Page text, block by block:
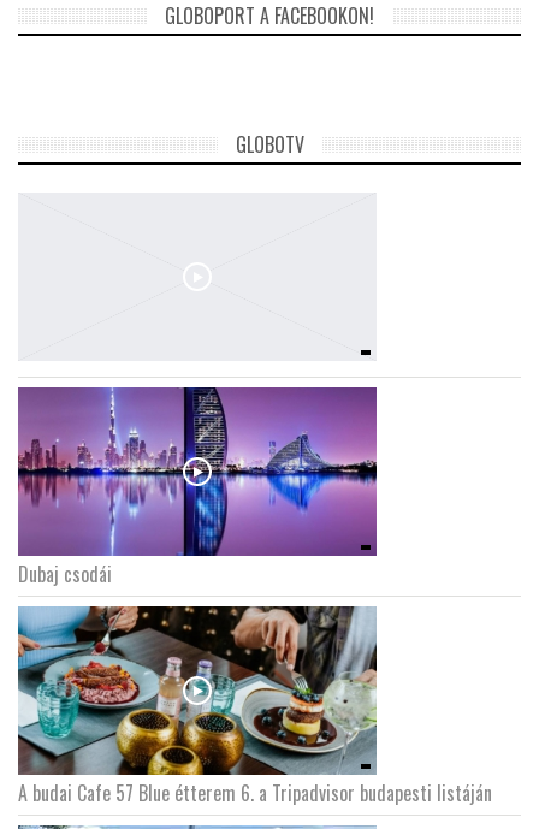
GLOBOPORT A FACEBOOKON!
GLOBOTV
Dubaj csodái
A budai Cafe 57 Blue étterem 6. a Tripadvisor budapesti listáján